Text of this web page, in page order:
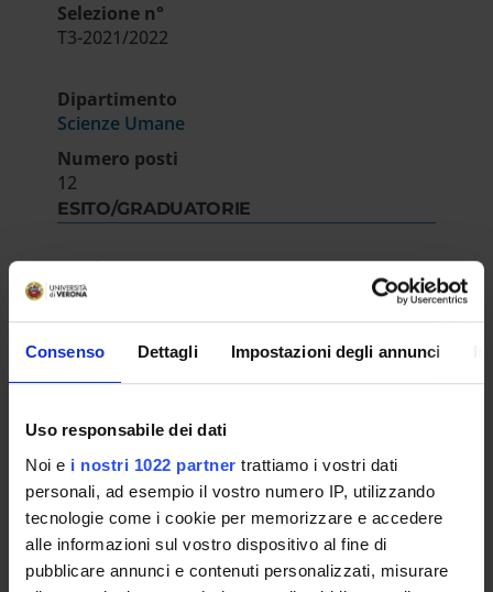
Consenso Dettagli Impostazioni degli annunci
Uso responsabile dei dati
Noi e i nostri 1022 partner trattiamo i vostri dati
personali, ad esempio il vostro numero IP, utilizzando
tecnologie come i cookie per memorizzare e accedere
alle informazioni sul vostro dispositivo al fine di
pubblicare annunci e contenuti personalizzati, misurare
Selezione n°
T3-2021/2022
Dipartimento
Scienze Umane
Numero posti
12
ESITO/GRADUATORIE
Graduatoria
Modulo di accettazione
IT | 19Kb
Scheda anagrafica
IT | 271Kb